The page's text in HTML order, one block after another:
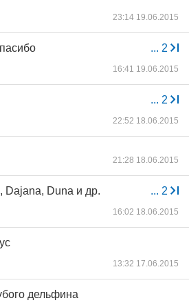
23:14 19.06.2015
... 2
16:41 19.06.2015
... 2
22:52 18.06.2015
21:28 18.06.2015
... 2
Dajana, Duna и др.
16:02 18.06.2015
13:32 17.06.2015
дельфина